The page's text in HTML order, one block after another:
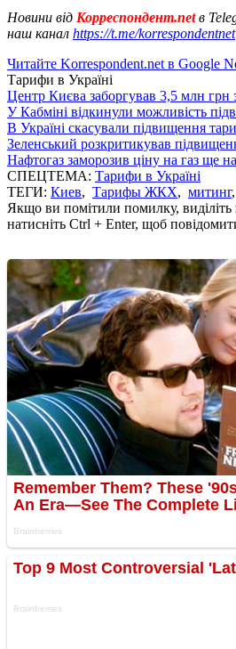
Новини від Корреспондент.netв
наш канал https://t.me/korrespondentnet
Читайте Korrespondent.net в Google
Тарифи в Україні
Центр Києва заборгував 3,5 млн грн
У Кабміні відкинули можливість
В Україні скасували підвищення
Зеленський розкритикував
Нафтогаз заморозив ціну на газ ще
СПЕЦТЕМА: Тарифи в Україні
ТЕГИ: Киев, Тарифы ЖКХ, митинг,
Якщо ви помітили помилку, виділіть
натисніть Ctrl + Enter, щоб